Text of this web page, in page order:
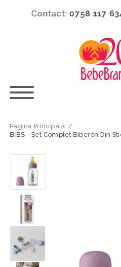
Contact: 0758 117
Pagina Principală /
BIBS - Set Complet Biberon Din